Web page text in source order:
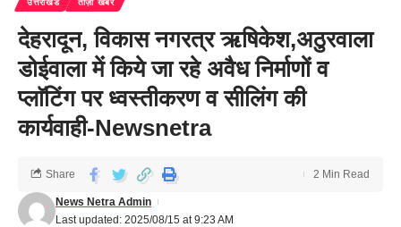
उत्तराखंड ताज़ा खबर
देहरादून, विकास नगरत्र ऋषिकेश,अठुरवाला
डोईवाला में किये जा रहे अवैध निर्माणों व
प्लाॅटिंग पर ध्वस्तीकरण व सीलिंग की
कार्यवाही-Newsnetra
Last updated: 2025/08/15 at 9:23 AM
News Netra Admin
Share 2 Min Read